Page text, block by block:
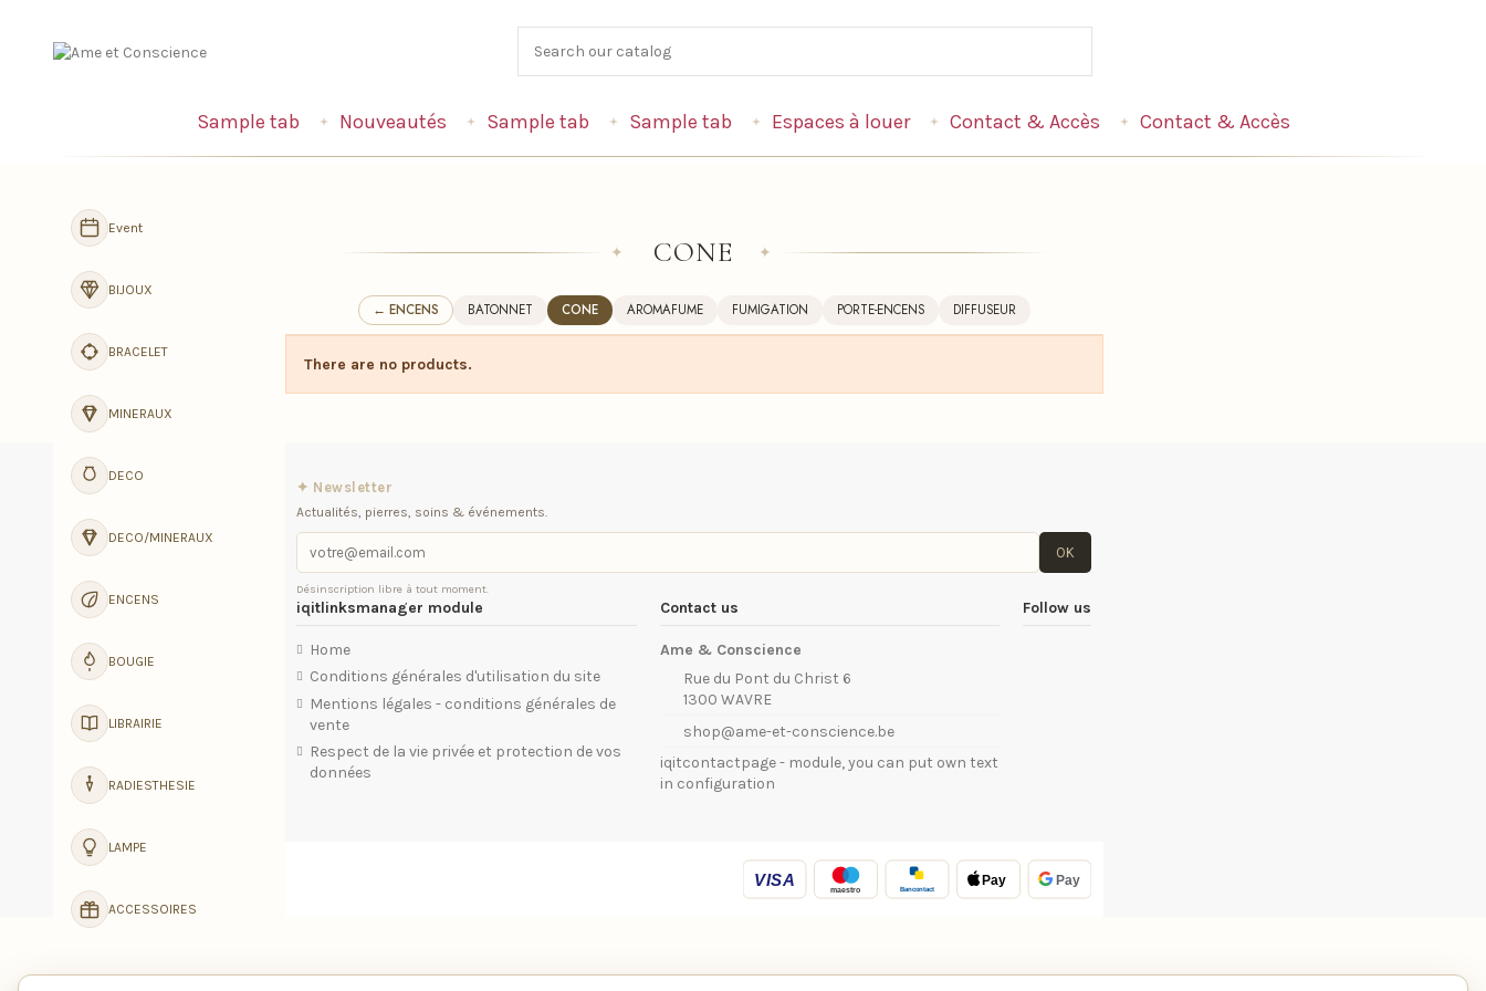
Sample tab Nouveautés Sample tab Sample tab Espaces à louer Contact & Accès Contact & Accès
Event
BIJOUX
BRACELET
MINERAUX
DECO
DECO/MINERAUX
ENCENS
BOUGIE
LIBRAIRIE
RADIESTHESIE
LAMPE
ACCESSOIRES
✦ CONE ✦
← ENCENS BATONNET CONE AROMAFUME FUMIGATION PORTE-ENCENS DIFFUSEUR
There are no products.
✦ Newsletter
Actualités, pierres, soins & événements.
OK
Désinscription libre à tout moment.
iqitlinksmanager module
Home
Conditions générales d'utilisation du site
Mentions légales - conditions générales de
vente
Respect de la vie privée et protection de vos
données
Contact us
Ame & Conscience
Rue du Pont du Christ 6
1300 WAVRE
shop@ame-et-conscience.be
iqitcontactpage - module, you can put own text
in configuration
Follow us
VISA
maestro Bancontact
Pay Pay